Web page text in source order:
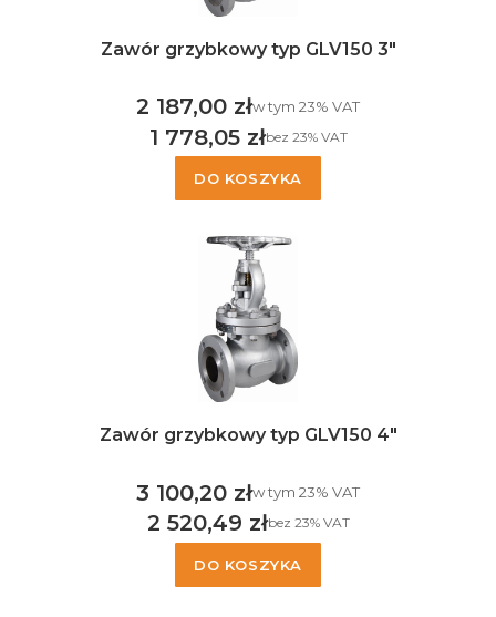
Zawór grzybkowy typ GLV150 3"
Cena brutto
2 187,00 złw tym %s VAT
w tym 23% VAT
Cena netto
1 778,05 złbez 23% VAT
DO KOSZYKA
Zawór grzybkowy typ GLV150 4"
Cena brutto
3 100,20 złw tym %s VAT
w tym 23% VAT
Cena netto
2 520,49 złbez 23% VAT
DO KOSZYKA